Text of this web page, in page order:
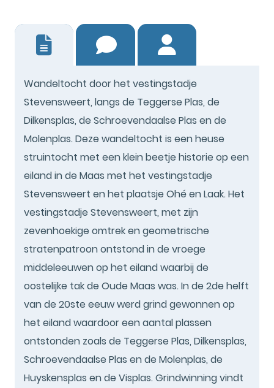
Wandeltocht door het vestingstadje
Stevensweert, langs de Teggerse Plas, de
Dilkensplas, de Schroevendaalse Plas en de
Molenplas. Deze wandeltocht is een heuse
struintocht met een klein beetje historie op een
eiland in de Maas met het vestingstadje
Stevensweert en het plaatsje Ohé en Laak. Het
vestingstadje Stevensweert, met zijn
zevenhoekige omtrek en geometrische
stratenpatroon ontstond in de vroege
middeleeuwen op het eiland waarbij de
oostelijke tak de Oude Maas was. In de 2de helft
van de 20ste eeuw werd grind gewonnen op
het eiland waardoor een aantal plassen
ontstonden zoals de Teggerse Plas, Dilkensplas,
Schroevendaalse Plas en de Molenplas, de
Huyskensplas en de Visplas. Grindwinning vindt